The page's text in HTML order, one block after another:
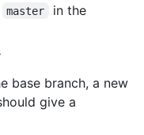
master
in the
base branch, a new
give a